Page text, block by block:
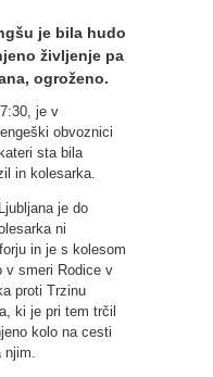
je bila hudo
življenje pa
ogroženo.
je v
obvoznici
sta bila
in kolesarka.
je do
ni
in je s kolesom
v smeri Rodice v
proti Trzinu
ki je pri tem trčil
kolo na cesti